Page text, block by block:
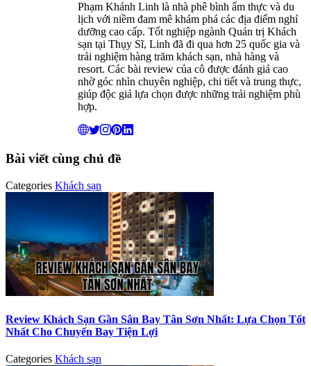
Phạm Khánh Linh là nhà phê bình ẩm thực và du
lịch với niềm đam mê khám phá các địa điểm nghỉ
dưỡng cao cấp. Tốt nghiệp ngành Quản trị Khách
sạn tại Thụy Sĩ, Linh đã đi qua hơn 25 quốc gia và
trải nghiệm hàng trăm khách sạn, nhà hàng và
resort. Các bài review của cô được đánh giá cao
nhờ góc nhìn chuyên nghiệp, chi tiết và trung thực,
giúp độc giả lựa chọn được những trải nghiệm phù
hợp.
Bài viết cùng chủ đề
Categories Khách sạn
Review Khách Sạn Gần Sân Bay Tân Sơn Nhất: Lựa Chọn Tốt
Nhất Cho Chuyến Bay Tiện Lợi
Categories Khách sạn